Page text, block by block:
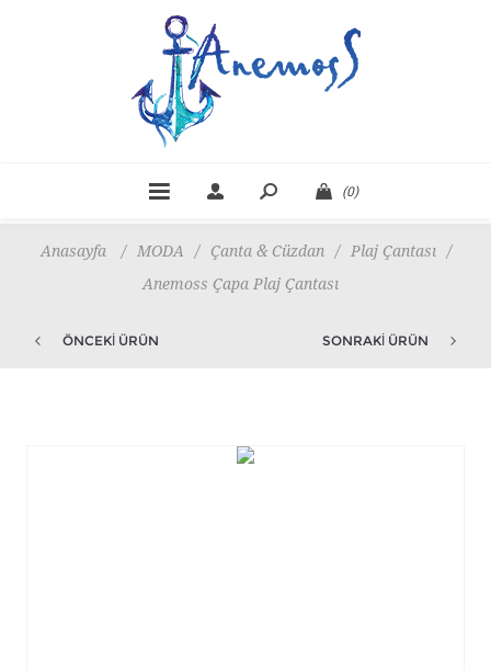
(0)
Anasayfa / MODA / Çanta & Cüzdan / Plaj Çantası
/
Anemoss Çapa Plaj Çantası
ÖNCEKI ÜRÜN SONRAKI ÜRÜN